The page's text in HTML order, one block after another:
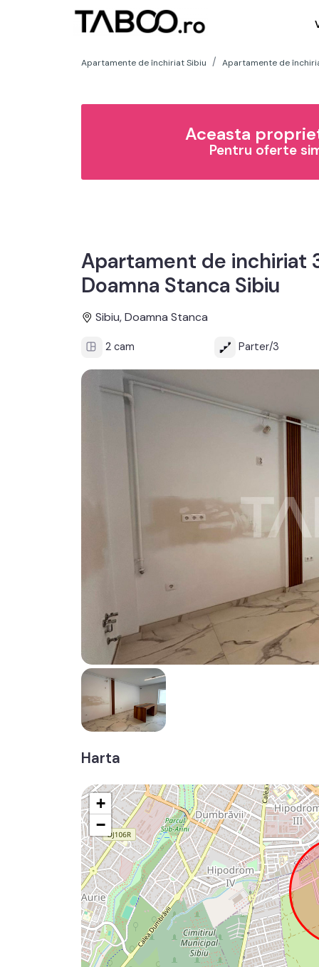
Apartamente de închiriat Sibiu Apartamente de
Aceasta
Pentru oferte
Apartament de inchiriat
Doamna Stanca Sibiu
Sibiu, Doamna Stanca
2 cam Parter/3
Harta
+
−